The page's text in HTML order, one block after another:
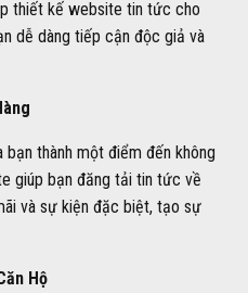
thiết kế website tin tức cho
dễ dàng tiếp cận độc giả và
bạn thành một điểm đến không
giúp bạn đăng tải tin tức về
và sự kiện đặc biệt, tạo sự
Hộ